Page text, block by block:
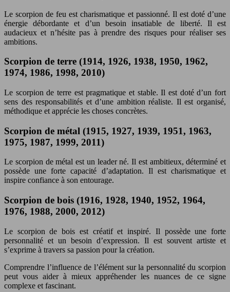
Le scorpion de feu est charismatique et passionné. Il est doté d’une
énergie débordante et d’un besoin insatiable de liberté. Il est
audacieux et n’hésite pas à prendre des risques pour réaliser ses
ambitions.
Scorpion de terre (1914, 1926, 1938, 1950, 1962,
1974, 1986, 1998, 2010)
Le scorpion de terre est pragmatique et stable. Il est doté d’un fort
sens des responsabilités et d’une ambition réaliste. Il est organisé,
méthodique et apprécie les choses concrètes.
Scorpion de métal (1915, 1927, 1939, 1951, 1963,
1975, 1987, 1999, 2011)
Le scorpion de métal est un leader né. Il est ambitieux, déterminé et
possède une forte capacité d’adaptation. Il est charismatique et
inspire confiance à son entourage.
Scorpion de bois (1916, 1928, 1940, 1952, 1964,
1976, 1988, 2000, 2012)
Le scorpion de bois est créatif et inspiré. Il possède une forte
personnalité et un besoin d’expression. Il est souvent artiste et
s’exprime à travers sa passion pour la création.
Comprendre l’influence de l’élément sur la personnalité du scorpion
peut vous aider à mieux appréhender les nuances de ce signe
complexe et fascinant.